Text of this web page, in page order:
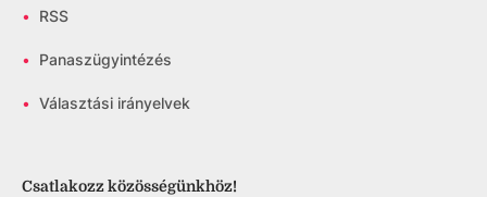
• RSS
• Panaszügyintézés
• Választási irányelvek
Csatlakozz közösségünkhöz!